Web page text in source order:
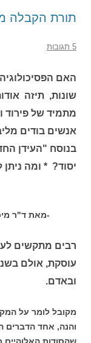
תורת הקבלה
5 תגובות
האם
שונות, תיזה
מתמיד של פירוד
אנשים בודים
בנוסח "העידן
יסוד? * ומה
-מאת ד"ר מיכה
רבים מתקשים
עוסקת, אולם
ובאדם.
מקובל לומר על
והנה, אחד הדברים